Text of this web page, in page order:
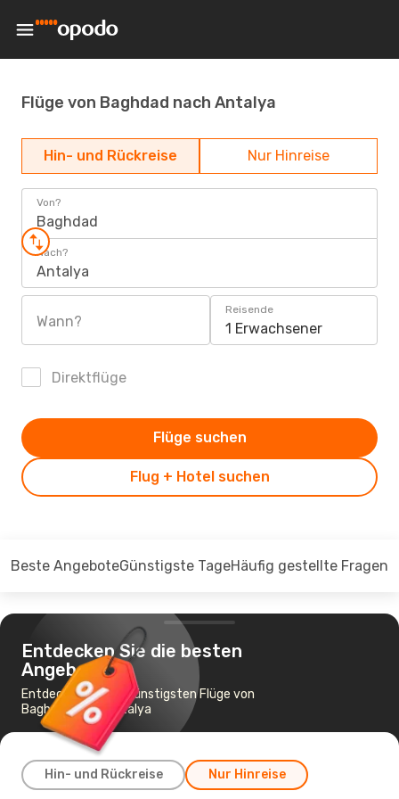
Flüge von Baghdad nach Antalya
Hin- und Rückreise Nur Hinreise
Von?
Baghdad
Nach?
Antalya
Wann?
Reisende
1 Erwachsener
Direktflüge
Flug + Hotel suchen
Flüge suchen
Beste AngeboteGünstigste TageHäufig gestellte Fragen
Entdecken Sie die besten
Angebote
Entdecken Sie die günstigsten Flüge von
Baghdad nach Antalya
Hin- und Rückreise Nur Hinreise